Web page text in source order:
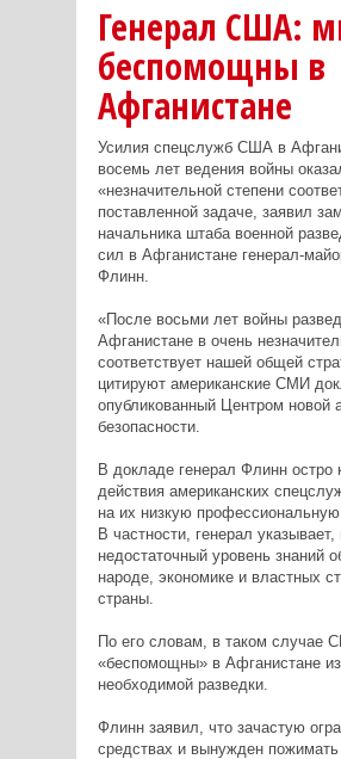
Генерал США:
беспомощны в
Афганистане
Усилия спецслужб США в
восемь лет ведения войны
«незначительной степени
поставленной задаче, заявил
начальника штаба военной
сил в Афганистане генерал-
Флинн.
«После восьми лет войны
Афганистане в очень
соответствует нашей общей
цитируют американские СМИ
опубликованный Центром новой
безопасности.
В докладе генерал Флинн остро
действия американских
на их низкую профессиональную
В частности, генерал указывает,
недостаточный уровень знаний
народе, экономике и властных
страны.
По его словам, в таком случае
«беспомощны» в Афганистане
необходимой разведки.
Флинн заявил, что зачастую
средствах и вынужден